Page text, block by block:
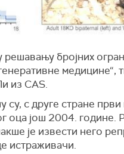
решавању бројних
медицине“,
из CAS.
су, с друге стране
оца још 2004. године.
је извести него
истраживачи.